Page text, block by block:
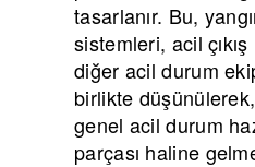
tasarlanır. Bu,
sistemleri, acil
diğer acil durum
birlikte
genel acil durum
parçası haline